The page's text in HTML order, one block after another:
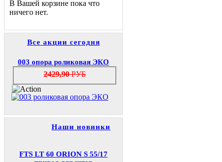
В Вашей корзине пока что
ничего нет.
Все акции сегодня
003 опора роликовая ЭКО
2429,90РУБ
Наши новинки
FTS LT 60 ORION S 55/17